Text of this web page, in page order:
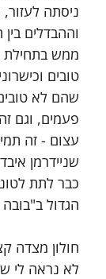
ניסתה
וההבדלים
ממש בתחילת
טובים
פעמים, וגם
עצום - זה
כבר לתת
הגדול
חולון מצדה
לא נראה לי